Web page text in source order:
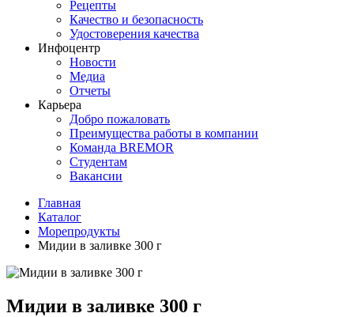
Рецепты
Качество и безопасность
Удостоверения качества
Инфоцентр
Новости
Медиа
Отчеты
Карьера
Добро пожаловать
Преимущества работы в компании
Команда BREMOR
Студентам
Вакансии
Главная
Каталог
Море­про­дукты
Мидии в заливке 300 г
Мидии в заливке 300 г